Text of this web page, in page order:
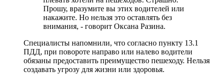
Прошу, вразумите вы этих водителей или
накажите. Но нельзя это оставлять без
внимания, - говорит Оксана Разина.
Специалисты напомнили, что согласно пункту 13.1
ПДД, при повороте направо или налево водители
обязаны предоставить преимущество пешеходу. Нельзя
создавать угрозу для жизни или здоровья.